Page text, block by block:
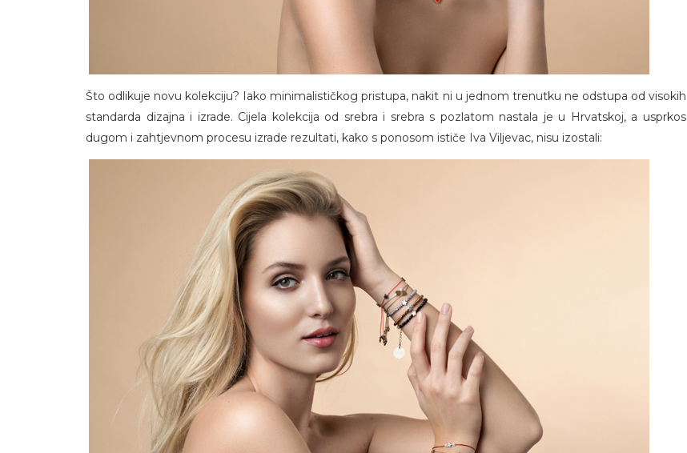
Što odlikuje novu kolekciju? Iako minimalističkog pristupa, nakit ni u jednom trenutku ne odstupa od visokih
standarda dizajna i izrade. Cijela kolekcija od srebra i srebra s pozlatom nastala je u Hrvatskoj, a usprkos
dugom i zahtjevnom procesu izrade rezultati, kako s ponosom ističe Iva Viljevac, nisu izostali: